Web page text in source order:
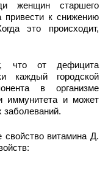
женщин старшего
привести к снижению
это происходит,
что от дефицита
каждый городской
в организме
иммунитета и может
заболеваний.
свойство витамина Д.